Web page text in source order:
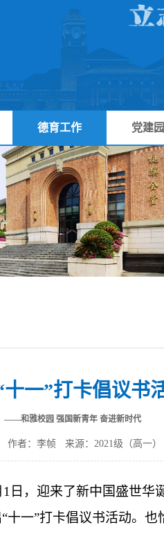
德育工作 党建
一”打卡倡议书
——和雅校园 强国新青年 奋进新时代
作者：李帧 来源：2021级（高一）
日，迎来了新中国盛世华
十一”打卡倡议书活动。